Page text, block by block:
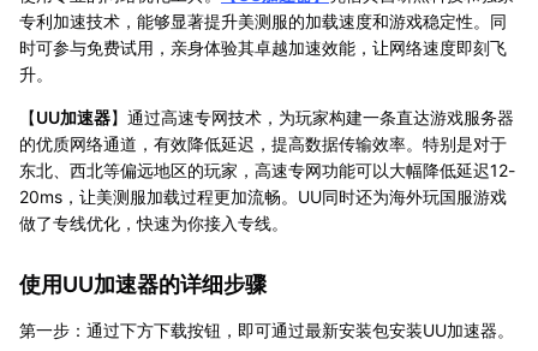
专利加速技术，能够显著提升美测服的加载速度和游戏稳定性。同
时可参与免费试用，亲身体验其卓越加速效能，让网络速度即刻飞
升。
【UU加速器】通过高速专网技术，为玩家构建一条直达游戏服务器
的优质网络通道，有效降低延迟，提高数据传输效率。特别是对于
东北、西北等偏远地区的玩家，高速专网功能可以大幅降低延迟12-
20ms，让美测服加载过程更加流畅。UU同时还为海外玩国服游戏
做了专线优化，快速为你接入专线。
使用UU加速器的详细步骤
第一步：通过下方下载按钮，即可通过最新安装包安装UU加速器。